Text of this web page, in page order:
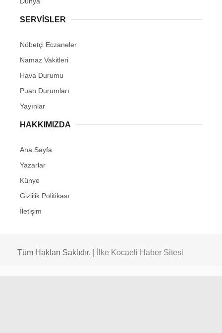
SERVİSLER
Nöbetçi Eczaneler
Namaz Vakitleri
Hava Durumu
Puan Durumları
Yayınlar
HAKKIMIZDA
Ana Sayfa
Yazarlar
Künye
Gizlilik Politikası
İletişim
Tüm Hakları Saklıdır. | İlke Kocaeli Haber Sitesi